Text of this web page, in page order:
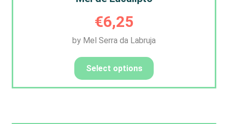
€6,25
by Mel Serra da Labruja
Select options